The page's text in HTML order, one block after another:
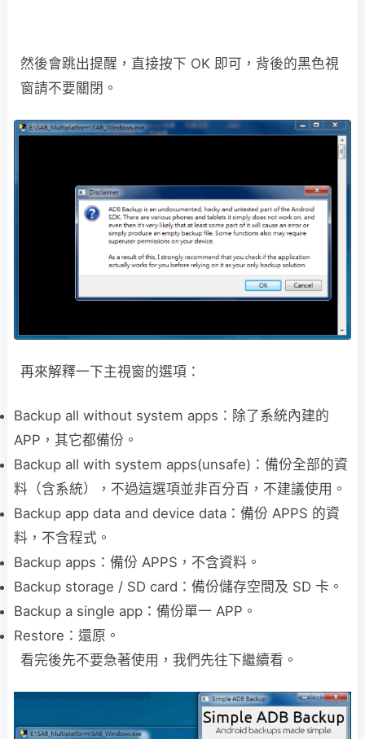
然後會跳出提醒，直接按下 OK 即可，背後的黑色視
窗請不要關閉。
再來解釋一下主視窗的選項：
Backup all without system apps：除了系統內建的
APP，其它都備份。
Backup all with system apps(unsafe)：備份全部的資
料（含系統），不過這選項並非百分百，不建議使用。
Backup app data and device data：備份 APPS 的資
料，不含程式。
Backup apps：備份 APPS，不含資料。
Backup storage / SD card：備份儲存空間及 SD 卡。
Backup a single app：備份單一 APP。
Restore：還原。
看完後先不要急著使用，我們先往下繼續看。